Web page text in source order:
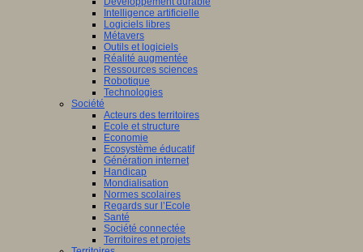
Intelligence artificielle
Logiciels libres
Métavers
Outils et logiciels
Réalité augmentée
Ressources sciences
Robotique
Technologies
Société
Acteurs des territoires
Ecole et structure
Economie
Ecosystème éducatif
Génération internet
Handicap
Mondialisation
Normes scolaires
Regards sur l’Ecole
Santé
Société connectée
Territoires et projets